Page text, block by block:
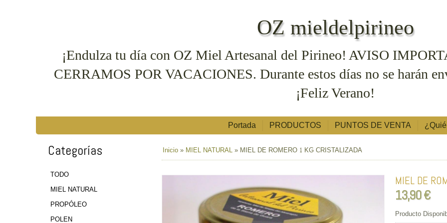
OZ mieldelpirineo
¡Endulza tu día con OZ Miel Artesanal del Pirineo! AVISO
CERRAMOS POR VACACIONES. Durante estos días no se harán
¡Feliz Verano!
Portada PRODUCTOS PUNTOS DE VENTA
Categorías
TODO
MIEL NATURAL
PROPÓLEO
POLEN
Inicio» MIEL NATURAL» MIEL DE ROMERO 1 KG CRISTALIZADA
MIEL DE
13,90 €
Producto